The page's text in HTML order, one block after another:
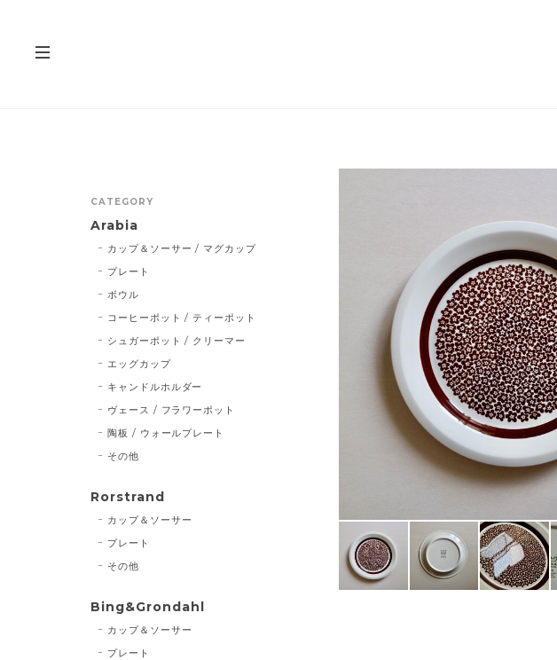
CATEGORY
Arabia
カップ＆ソーサー / マグカップ
プレート
ボウル
コーヒーポット / ティーポット
シュガーポット / クリーマー
エッグカップ
キャンドルホルダー
ヴェース / フラワーポット
陶板 / ウォールプレート
その他
Rorstrand
カップ＆ソーサー
プレート
その他
Bing&Grondahl
カップ＆ソーサー
プレート